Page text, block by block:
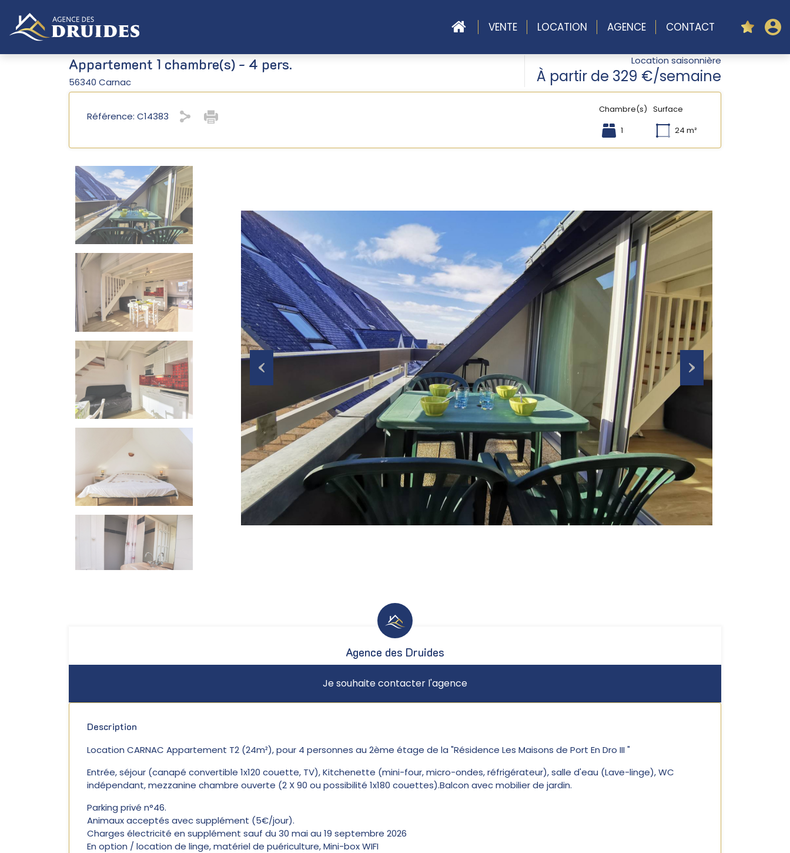
ACCUEIL VENTE LOCATION AGENCE CONTACT
Appartement 1 chambre(s) - 4 pers.
56340 Carnac
Location saisonnière
À partir de 329 €/semaine
Référence: C14383
Chambre(s)
1
Surface
24 m²
Agence des Druides
Je souhaite contacter l'agence
Description
Location CARNAC Appartement T2 (24m²), pour 4 personnes au 2ème étage de la "Résidence Les Maisons de Port En Dro III "
Entrée, séjour (canapé convertible 1x120 couette, TV), Kitchenette (mini-four, micro-ondes, réfrigérateur), salle d'eau (Lave-linge), WC
indépendant, mezzanine chambre ouverte (2 X 90 ou possibilité 1x180 couettes).Balcon avec mobilier de jardin.
Parking privé n°46.
Animaux acceptés avec supplément (5€/jour).
Charges électricité en supplément sauf du 30 mai au 19 septembre 2026
En option / location de linge, matériel de puériculture, Mini-box WIFI